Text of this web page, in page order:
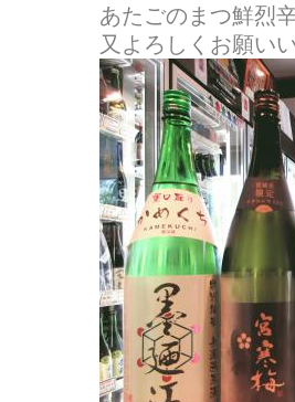
あたごのまつ鮮烈
又よろしくお願